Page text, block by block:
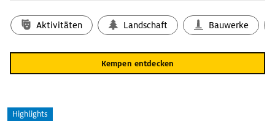
Aktivitäten Landschaft Bauwerke
Kempen entdecken
Highlights